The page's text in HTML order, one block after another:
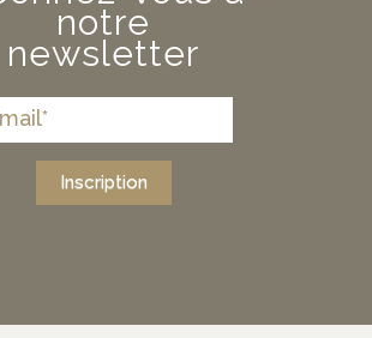
notre
newsletter
Inscription